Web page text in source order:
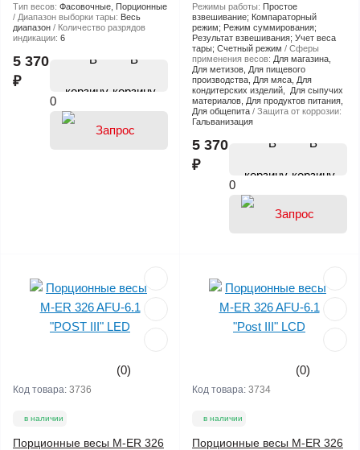
Тип весов: Фасовочные, Порционные
Диапазон выборки тары: Весь
диапазон
Количество разрядов
индикации: 6
5 370
₽
В
корзину
0
Режимы работы: Простое
взвешивание; Компараторный
режим; Режим суммирования;
Результат взвешивания; Учет веса
тары; Счетный режим
Сферы
применения весов: Для магазина,
Для метизов, Для пищевого
производства, Для мяса, Для
кондитерских изделий, Для сыпучих
материалов, Для продуктов питания,
Для общепита
Защита от коррозии:
Гальванизация
5 370
₽
В
корзину
0
(0)
Код товара: 3736
в наличии
Порционные весы M-ER 326
(0)
Код товара: 3734
в наличии
Порционные весы M-ER 326